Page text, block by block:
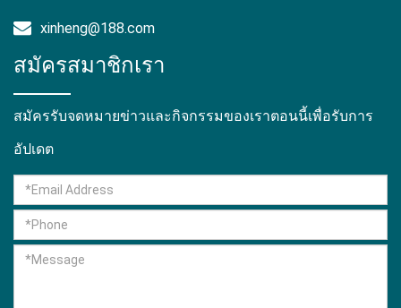
xinheng@188.com
สมัครสมาชิกเรา
สมัครรับจดหมายข่าวและกิจกรรมของเราตอนนี้เพื่อรับการ
อัปเดต